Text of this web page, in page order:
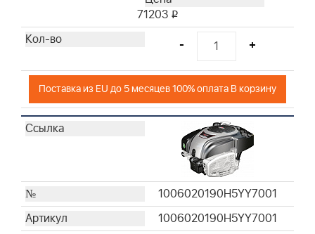
71203 i
- +
Поставка из EU до 5 месяцев 100% оплата В корзину
1006020190H5YY7001
1006020190H5YY7001